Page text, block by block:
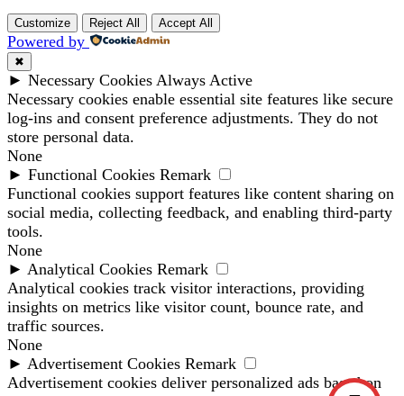
Customize Reject All Accept All
Powered by
✖
► Necessary Cookies Always Active
Necessary cookies enable essential site features like secure
log-ins and consent preference adjustments. They do not
store personal data.
None
► Functional Cookies Remark
Functional cookies support features like content sharing on
social media, collecting feedback, and enabling third-party
tools.
None
► Analytical Cookies Remark
Analytical cookies track visitor interactions, providing
insights on metrics like visitor count, bounce rate, and
traffic sources.
None
► Advertisement Cookies Remark
Advertisement cookies deliver personalized ads based on